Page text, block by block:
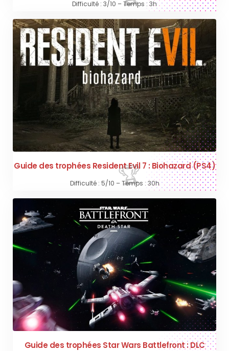
Difficulté : 3/10 – Temps : 3h
Guide des trophées Resident Evil 7 : Biohazard (PS4)
Difficulté : 5/10 – Temps : 30h
Guide des trophées Star Wars Battlefront : DLC